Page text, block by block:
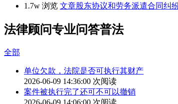
1.7w 浏览 文章股东协议和劳务派遣合同纠
法律顾问专业问答普法
全部
单位欠款，法院是否可执行其财产
2026-06-09 14:36:00 次阅读
案件被执行完了还可不可以撤销
2026-06-09 14:06:00 次阅读